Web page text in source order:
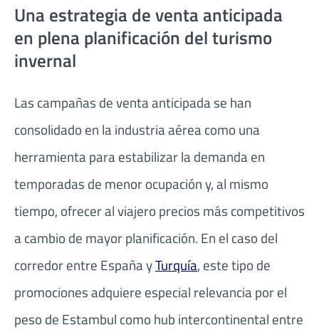
Una estrategia de venta anticipada
en plena planificación del turismo
invernal
Las campañas de venta anticipada se han
consolidado en la industria aérea como una
herramienta para estabilizar la demanda en
temporadas de menor ocupación y, al mismo
tiempo, ofrecer al viajero precios más competitivos
a cambio de mayor planificación. En el caso del
corredor entre España yTurquía, este tipo de
promociones adquiere especial relevancia por el
peso de Estambul como hub intercontinental entre